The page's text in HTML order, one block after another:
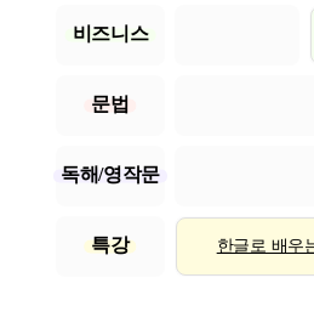
비즈니스
문법
독해/영작문
특강 한글로 배우